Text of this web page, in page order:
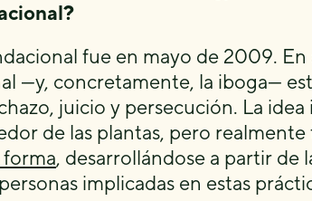
fue en mayo de 2009.
—y, concretamente, la iboga—
juicio y persecución. La
de las plantas, pero
, desarrollándose a partir de
implicadas en estas